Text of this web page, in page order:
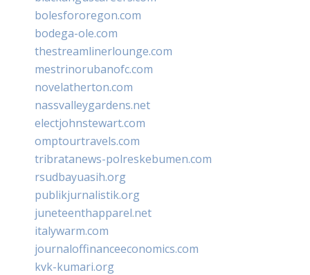
bolesfororegon.com
bodega-ole.com
thestreamlinerlounge.com
mestrinorubanofc.com
novelatherton.com
nassvalleygardens.net
electjohnstewart.com
omptourtravels.com
tribratanews-polreskebumen.com
rsudbayuasih.org
publikjurnalistik.org
juneteenthapparel.net
italywarm.com
journaloffinanceeconomics.com
kvk-kumari.org